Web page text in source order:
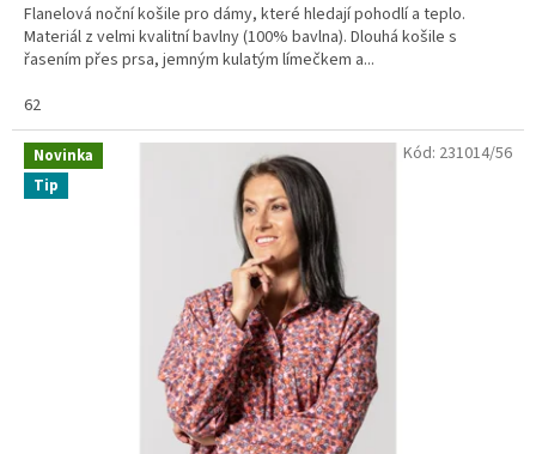
Flanelová noční košile pro dámy, které hledají pohodlí a teplo.
Materiál z velmi kvalitní bavlny (100% bavlna). Dlouhá košile s
řasením přes prsa, jemným kulatým límečkem a...
62
Novinka
Tip
Kód: 231014/56